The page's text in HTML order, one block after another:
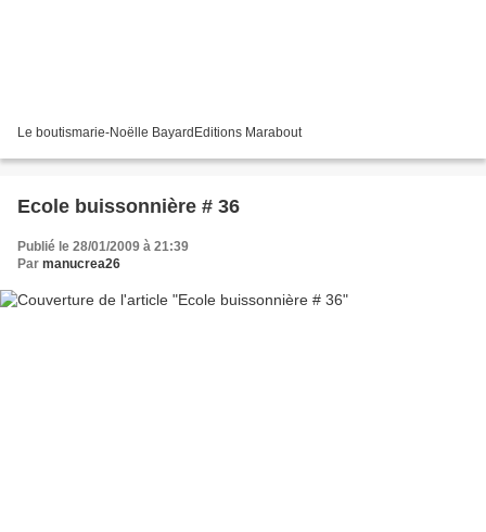
Le boutismarie-Noëlle BayardEditions Marabout
Ecole buissonnière # 36
Publié le 28/01/2009 à 21:39
Par manucrea26